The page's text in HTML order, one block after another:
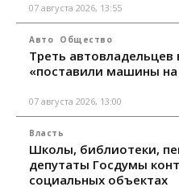
07 августа 2026, 13:55
Авто Общество
Треть
«поставили машины на
07 августа 2026, 13:00
Власть
Школы, библиотеки,
депутаты Госдумы
социальных объектах